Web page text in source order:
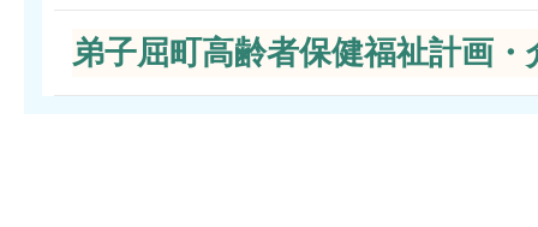
弟子屈町高齢者保健福祉計画